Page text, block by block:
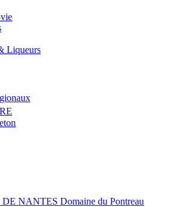
Liqueurs
NANTES Domaine du Pontreau